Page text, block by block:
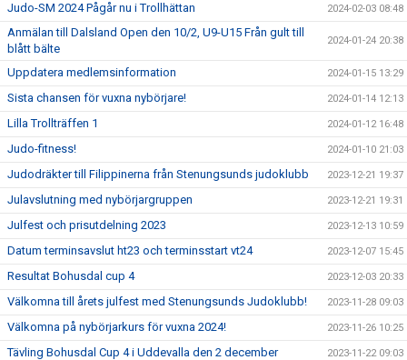
Judo-SM 2024 Pågår nu i Trollhättan 2024-02-03 08:48
Anmälan till Dalsland Open den 10/2, U9-U15 Från gult till
blått bälte
2024-01-24 20:38
Uppdatera medlemsinformation 2024-01-15 13:29
Sista chansen för vuxna nybörjare! 2024-01-14 12:13
Lilla Trollträffen 1 2024-01-12 16:48
Judo-fitness! 2024-01-10 21:03
Judodräkter till Filippinerna från Stenungsunds judoklubb 2023-12-21 19:37
Julavslutning med nybörjargruppen 2023-12-21 19:31
Julfest och prisutdelning 2023 2023-12-13 10:59
Datum terminsavslut ht23 och terminsstart vt24 2023-12-07 15:45
Resultat Bohusdal cup 4 2023-12-03 20:33
Välkomna till årets julfest med Stenungsunds Judoklubb! 2023-11-28 09:03
Välkomna på nybörjarkurs för vuxna 2024! 2023-11-26 10:25
Tävling Bohusdal Cup 4 i Uddevalla den 2 december 2023-11-22 09:03